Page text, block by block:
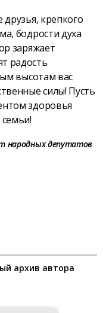
крепкого
бодрости духа
заряжает
радость
высотам вас
силы! Пусть
здоровья
народных депутатов
архив автора